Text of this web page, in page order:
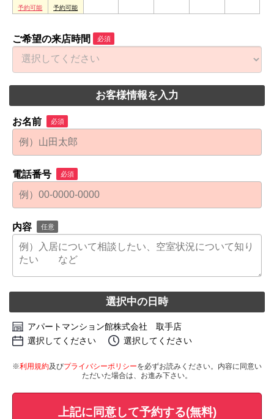
ご希望の来店時間 必須
お客様情報を入力
お名前 必須
電話番号 必須
内容 任意
選択中の日時
アパートマンション館株式会社 取手店
選択してください
選択してください
※利用規約及びプライバシーポリシーを必ずお読みください。内容に同意い
ただいた場合は、お進み下さい。
上記に同意して予約する(無料)